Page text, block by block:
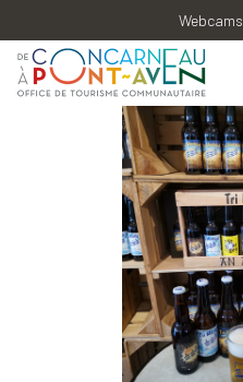
Webcams